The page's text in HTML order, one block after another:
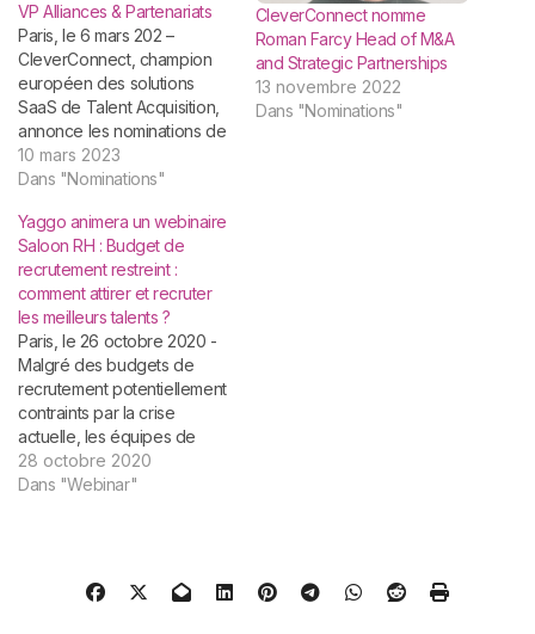
VP Alliances & Partenariats
Paris, le 6 mars 202 –
CleverConnect, champion
européen des solutions
SaaS de Talent Acquisition,
annonce les nominations de
Patricia de Tinguy, 46 ans,
au poste de Directrice des
Xavier Sentuc, 56 ans, au
poste de VP Alliances &
Partenariats. Ces
nominations interviennent
dans un contexte…
10 mars 2023
Dans "Nominations"
CleverConnect nomme
Roman Farcy Head of M&A
and Strategic Partnerships
13 novembre 2022
Dans "Nominations"
Yaggo animera un webinaire
Saloon RH : Budget de
recrutement restreint :
comment attirer et recruter
les meilleurs talents ?
Paris, le 26 octobre 2020 -
Malgré des budgets de
recrutement potentiellement
contraints par la crise
actuelle, les équipes de
recrutement doivent
continuer à attirer et recruter
C'est pour répondre à cette
question que Yaggo,
28 octobre 2020
Dans "Webinar"